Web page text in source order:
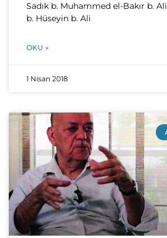
Sadık b. Muhammed el-Bakır b.
b. Hüseyin b. Ali
OKU »
1 Nisan 2018